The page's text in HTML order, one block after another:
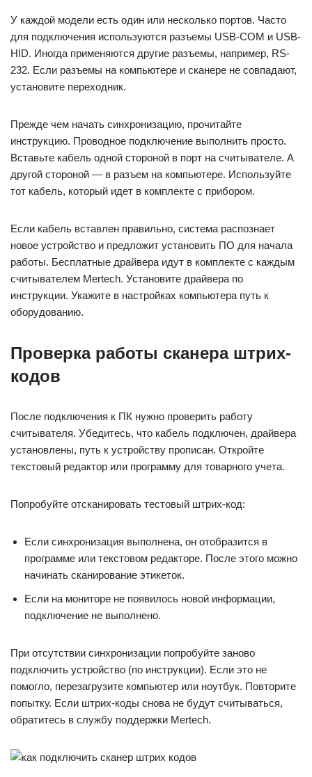
У каждой модели есть один или несколько портов. Часто
для подключения используются разъемы USB-COM и USB-
HID. Иногда применяются другие разъемы, например, RS-
232. Если разъемы на компьютере и сканере не совпадают,
установите переходник.
Прежде чем начать синхронизацию, прочитайте
инструкцию. Проводное подключение выполнить просто.
Вставьте кабель одной стороной в порт на считывателе. А
другой стороной — в разъем на компьютере. Используйте
тот кабель, который идет в комплекте с прибором.
Если кабель вставлен правильно, система распознает
новое устройство и предложит установить ПО для начала
работы. Бесплатные драйвера идут в комплекте с каждым
считывателем Mertech. Установите драйвера по
инструкции. Укажите в настройках компьютера путь к
оборудованию.
Проверка работы сканера штрих-
кодов
После подключения к ПК нужно проверить работу
считывателя. Убедитесь, что кабель подключен, драйвера
установлены, путь к устройству прописан. Откройте
текстовый редактор или программу для товарного учета.
Попробуйте отсканировать тестовый штрих-код:
Если синхронизация выполнена, он отобразится в
программе или текстовом редакторе. После этого можно
начинать сканирование этикеток.
Если на мониторе не появилось новой информации,
подключение не выполнено.
При отсутствии синхронизации попробуйте заново
подключить устройство (по инструкции). Если это не
помогло, перезагрузите компьютер или ноутбук. Повторите
попытку. Если штрих-коды снова не будут считываться,
обратитесь в службу поддержки Mertech.